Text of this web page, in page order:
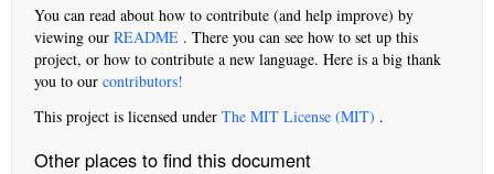
You can read about how to contribute (and help improve) by
viewing our README . There you can see how to set up this
project, or how to contribute a new language. Here is a big thank
you to our contributors!
This project is licensed under The MIT License (MIT) .
Other places to find this document